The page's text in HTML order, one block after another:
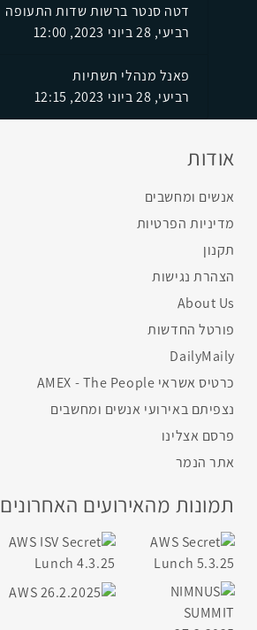
דטה סנטר ברשות שדות התעופה
רביעי, 28 ביוני 2023, 12:00
פאנל מנהלי תשתיות
רביעי, 28 ביוני 2023, 12:15
אודות
אנשים ומחשבים
מדיניות הפרטיות
תקנון
הצהרת נגישות
About Us
פורטל החדשות
DailyMaily
כרטיס אשראי AMEX - The People
נצפיתם באירועי אנשים ומחשבים
פרסם אצלינו
אתר הנמר
תמונות מהאירועים האחרונים